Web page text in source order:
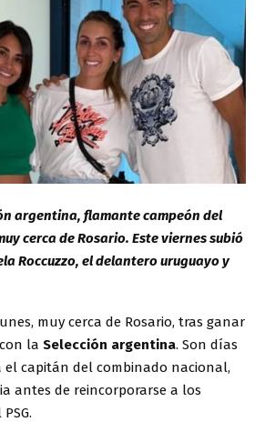
argentina, flamante campeón del
cerca de Rosario. Este viernes subió
Roccuzzo, el delantero uruguayo y
muy cerca de Rosario, tras ganar
con la Selección argentina. Son días
capitán del combinado nacional,
antes de reincorporarse a los